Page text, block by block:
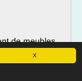
X
de meubles
chambre à
jardin aux prix
en 4